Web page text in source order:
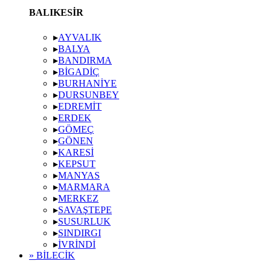
BALIKESIR
▸AYVALIK
▸BALYA
▸BANDIRMA
▸BIGADIÇ
▸BURHANIYE
▸DURSUNBEY
▸EDREMIT
▸ERDEK
▸GÖMEÇ
▸GÖNEN
▸KARESI
▸KEPSUT
▸MANYAS
▸MARMARA
▸MERKEZ
▸SAVAŞTEPE
▸SUSURLUK
▸SINDIRGI
▸İVRINDI
» BILECIK